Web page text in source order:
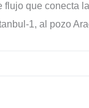
flujo que conecta
1, al pozo